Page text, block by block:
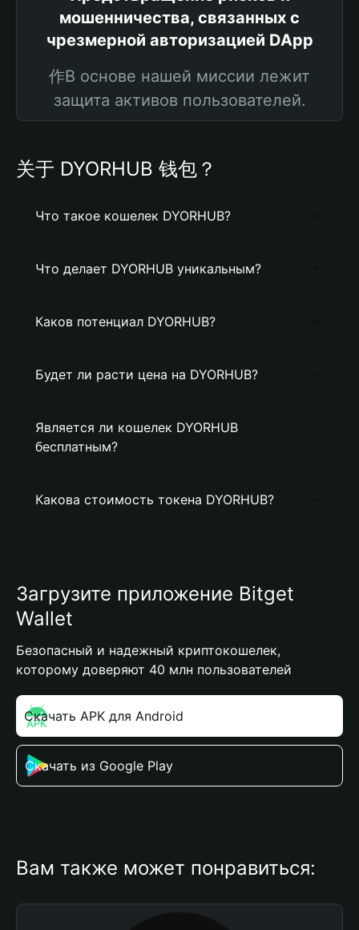
мошенничества, связанных с
чрезмерной авторизацией DApp
作В основе нашей миссии лежит
защита активов пользователей.
关于 DYORHUB 钱包？
Что такое кошелек DYORHUB?
Что делает DYORHUB уникальным?
Каков потенциал DYORHUB?
Будет ли расти цена на DYORHUB?
Является ли кошелек DYORHUB
бесплатным?
Какова стоимость токена DYORHUB?
Загрузите приложение Bitget
Wallet
Безопасный и надежный криптокошелек,
которому доверяют 40 млн пользователей
Скачать APK для Android
Скачать из Google Play
Вам также может понравиться: